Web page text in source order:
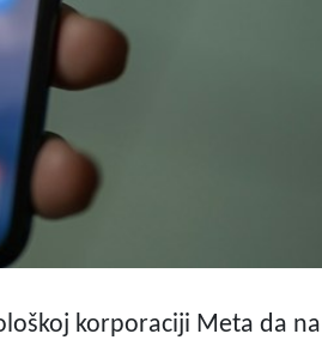
korporaciji Meta da na